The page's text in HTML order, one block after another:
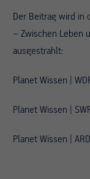
Der Beitrag wird in
– Zwischen Leben
ausgestrahlt:
Planet Wissen |
Planet Wissen |
Planet Wissen |